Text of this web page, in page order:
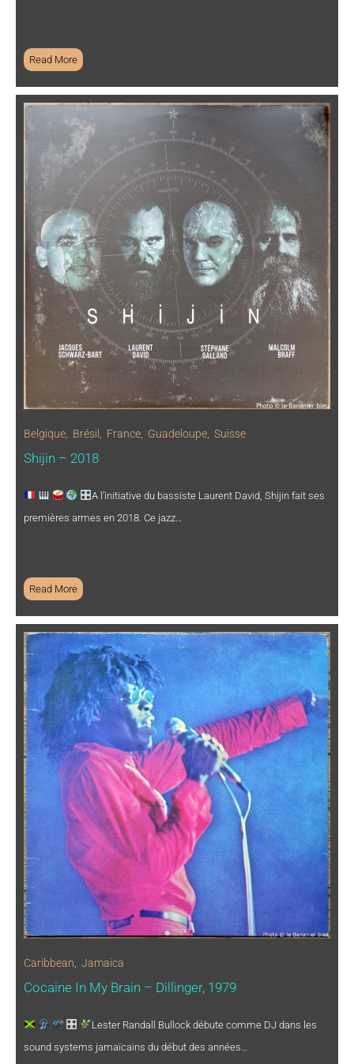
Read More
Belgique Brésil France Guadeloupe Suisse
Shijin – 2018
A l’initiative du bassiste Laurent David, Shijin fait ses
premières armes en 2018. Ce jazz…
Read More
Caribbean Jamaica
Cocaine In My Brain – Dillinger, 1979
Lester Randall Bullock débute comme DJ dans les
sound systems jamaïcains du début des années…